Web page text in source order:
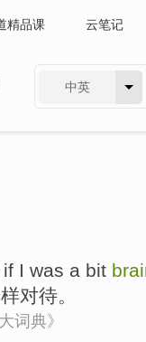
精品课 云笔记
中英
if I was a bit
对待。
词典》